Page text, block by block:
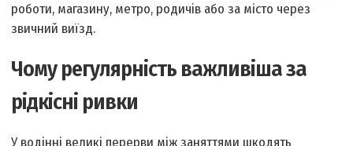
роботи, магазину, метро, родичів або за місто через
звичний виїзд.
Чому регулярність важливіша за
рідкісні ривки
У водінні великі перерви між заняттями шкодять